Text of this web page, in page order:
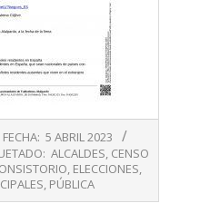
FECHA: 5 ABRIL 2023
ALCALDES, CENSO
, ELECCIONES,
, PÚBLICA